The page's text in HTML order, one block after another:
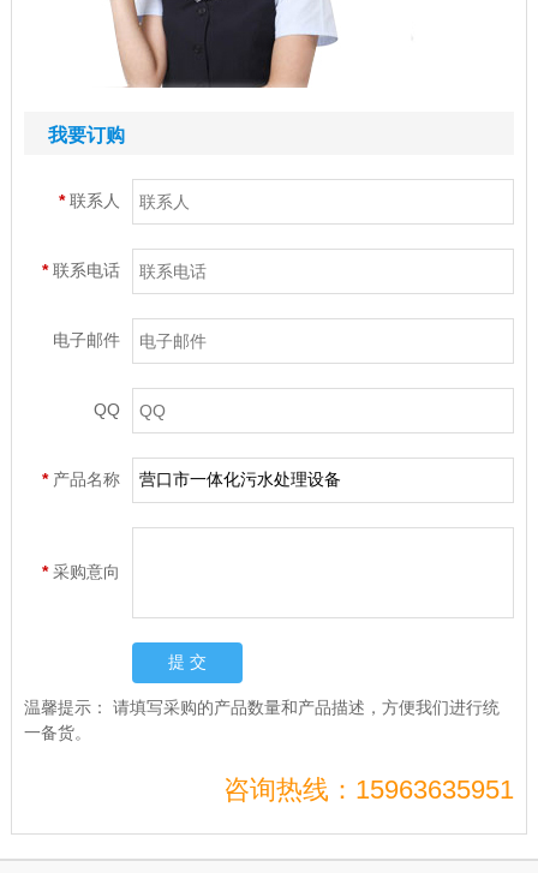
我要订购
*联系人
*联系电话
电子邮件
QQ
* 产品名称
*采购意向
温馨提示： 请填写采购的产品数量和产品描述，方便我们进行统
一备货。
咨询热线：15963635951